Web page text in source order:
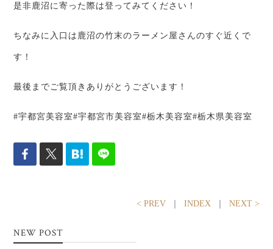
是非鹿沼に寄った際は登ってみてください！
ちなみに入口は鹿沼の竹末のラーメン屋さんのすぐ近くで
す！
最後までご覧頂きありがとうございます！
#宇都宮美容室#宇都宮市美容室#栃木美容室#栃木県美容室
< PREV｜ INDEX｜ NEXT >
NEW POST